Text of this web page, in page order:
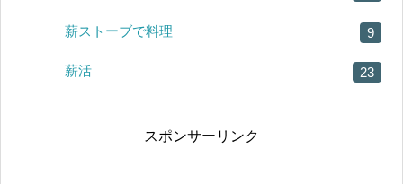
薪ストーブで料理 9
薪活 23
スポンサーリンク